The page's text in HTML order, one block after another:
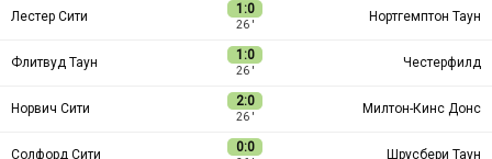
Лестер Сити 1:0
26 ′
Нортгемптон Таун
Флитвуд Таун 1:0
26 ′
Честерфилд
Норвич Сити 2:0
26 ′
Милтон-Кинс Донс
Солфорд Сити 0:0 Шрусбери Таун